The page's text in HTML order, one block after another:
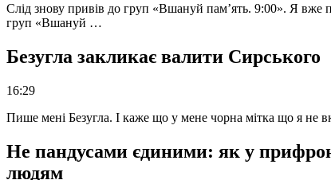
Слід знову привів до груп «Вшануй пам’ять. 9:00». Я вже
груп «Вшануй …
Безугла закликає валити Сирського
16:29
Пише мені Безугла. І каже що у мене чорна мітка що я
Не пандусами єдиними: як у
людям